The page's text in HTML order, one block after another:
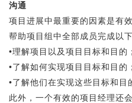
沟通
项目进展中最重要的因素是有
帮助项目组中全部成员完成以下
•理解项目以及项目目标和目的；
•了解如何实现项目目标和目的；
•了解他们在实现这些目标和目
此外，一个有效的项目经理还